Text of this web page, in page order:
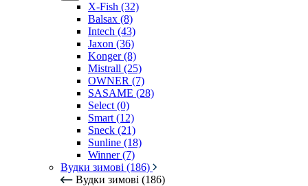
X-Fish (32)
Balsax (8)
Intech (43)
Jaxon (36)
Konger (8)
Mistrall (25)
OWNER (7)
SASAME (28)
Select (0)
Smart (12)
Sneck (21)
Sunline (18)
Winner (7)
Вудки зимові (186)
Вудки зимові (186)